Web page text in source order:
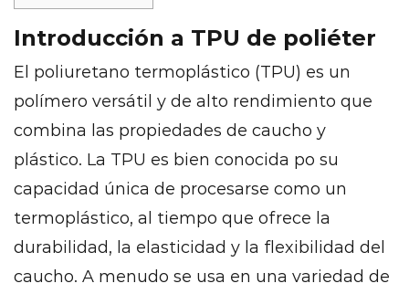
1
Introducción
a
TPU
de
poliéter
2
¿Qué
poliuretano
termoplástico
Introducción a TPU de poliéter
El poliuretano termoplástico (TPU) es un
polímero versátil y de alto rendimiento que
combina las propiedades de caucho y
plástico. La TPU es bien conocida po su
capacidad única de procesarse como un
termoplástico, al tiempo que ofrece la
durabilidad, la elasticidad y la flexibilidad del
caucho. A menudo se usa en una variedad de